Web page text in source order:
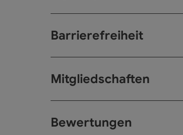
Barrierefreiheit
Mitgliedschaften
Bewertungen